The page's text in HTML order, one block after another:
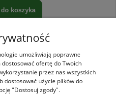
do koszyka
umożliwiają poprawne
ofertę do Twoich
przez nas wszystkich
dostosować użycie plików do
"Dostosuj zgody".